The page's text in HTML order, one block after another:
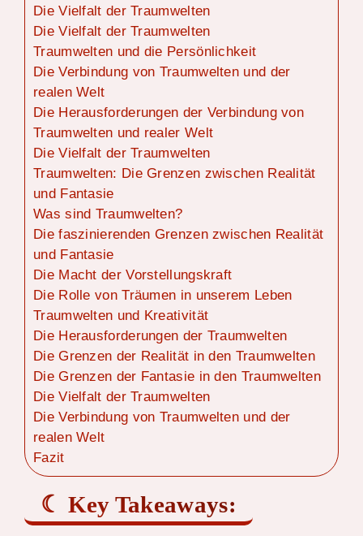
Die Vielfalt der Traumwelten
Die Vielfalt der Traumwelten
Traumwelten und die Persönlichkeit
Die Verbindung von Traumwelten und der
realen Welt
Die Herausforderungen der Verbindung von
Traumwelten und realer Welt
Die Vielfalt der Traumwelten
Traumwelten: Die Grenzen zwischen Realität
und Fantasie
Was sind Traumwelten?
Die faszinierenden Grenzen zwischen Realität
und Fantasie
Die Macht der Vorstellungskraft
Die Rolle von Träumen in unserem Leben
Traumwelten und Kreativität
Die Herausforderungen der Traumwelten
Die Grenzen der Realität in den Traumwelten
Die Grenzen der Fantasie in den Traumwelten
Die Vielfalt der Traumwelten
Die Verbindung von Traumwelten und der
realen Welt
Fazit
Key Takeaways: